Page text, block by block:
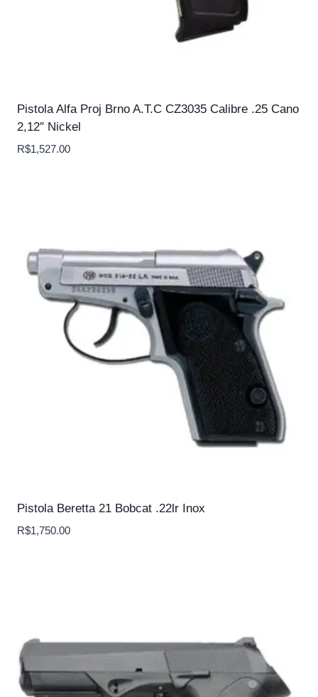
Pistola Alfa Proj Brno A.T.C CZ3035 Calibre .25 Cano
2,12″ Nickel
R$1,527.00
Pistola Beretta 21 Bobcat .22lr Inox
R$1,750.00